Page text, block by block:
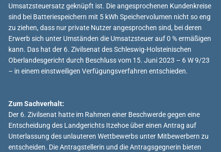
Umsatzsteuersatz geknüpft ist. Die angesprochenen Kundenkreise
sind bei Batteriespeichern mit 5 kWh Speichervolumen nicht so eng
zu ziehen, dass nur private Nutzer angesprochen sind, bei deren
Erwerb sich unter Umständen die Umsatzsteuer auf 0 % ermäßigen
kann. Das hat der 6. Zivilsenat des Schleswig-Holsteinischen
Oberlandesgericht durch Beschluss vom 15. Juni 2023 – 6 W 9/23
– in einem einstweiligen Verfügungsverfahren entschieden.
Zum Sachverhalt:
Der 6. Zivilsenat hatte im Rahmen einer Beschwerde gegen eine
Entscheidung des Landgerichts Itzehoe über einen Antrag auf
Unterlassung des unlauteren Wettbewerbs unter Mitbewerbern zu
entscheiden. Die Antragstellerin und die Antragsgegnerin bieten